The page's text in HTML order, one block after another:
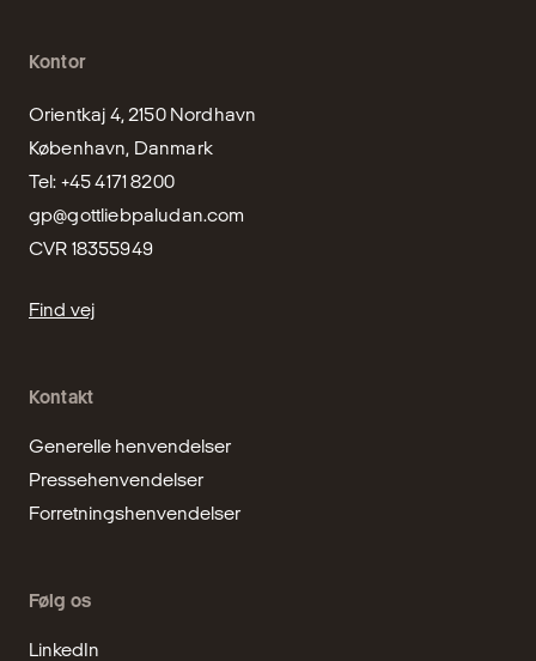
Kontor
Orientkaj 4, 2150 Nordhavn
København, Danmark
Tel: +45 4171 8200
gp@gottliebpaludan.com
CVR 18355949
Find vej
Kontakt
Generelle henvendelser
Pressehenvendelser
Forretningshenvendelser
Følg os
LinkedIn